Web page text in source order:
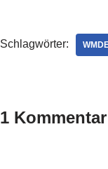
Schlagwörter:
1